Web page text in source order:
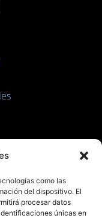
como las
del dispositivo. El
procesar datos
únicas en